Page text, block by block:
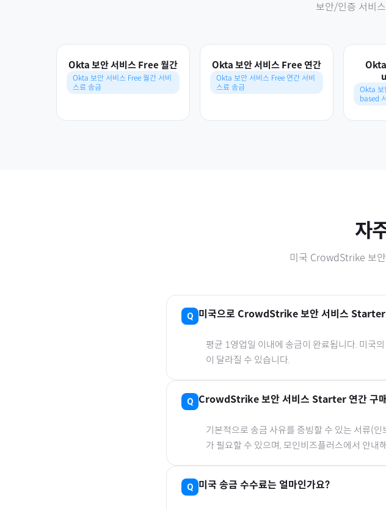
보안/인증 서비
Okta 보안 서비스 Free 월간
Okta 보안 서비스 Free 월간 서비
스료 송금
Okta 보안 서비스 Free 연간
Okta 보안 서비스 Free 연간 서비
스료 송금
Okta 보
based
자
미국 CrowdStrike 보
미국으로 CrowdStrike 보안 서비스 Starter
평균 1영업일 이내에 송금이 완료됩니다. 미국
이 달라질 수 있습니다.
CrowdStrike 보안 서비스 Starter 연간구
기본적으로 송금 사유를 증빙할 수 있는 서류(
가 필요할 수 있으며, 모인비즈플러스에서 안내
미국 송금 수수료는 얼마인가요?